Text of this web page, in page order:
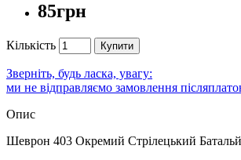
85грн
Кількість Купити
Зверніть, будь ласка, увагу:
ми не відправляємо замовлення
Опис
Шеврон 403 Окремий Стрілецький